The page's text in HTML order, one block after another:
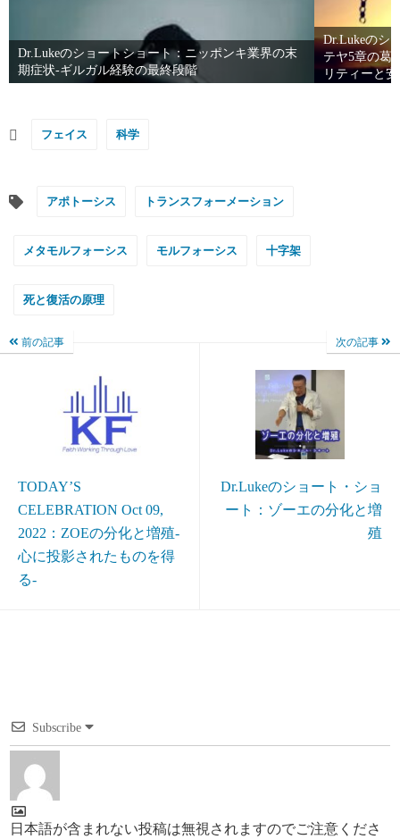
Dr.Lukeのショートショート：ニッポンキ業界の末
期症状-ギルガル経験の最終段階
Dr.Lukeのシ
テヤ5章の葛
リティーと
フェイス 科学
アポトーシス トランスフォーメーション
メタモルフォーシス モルフォーシス 十字架
死と復活の原理
前の記事
TODAY’S
CELEBRATION Oct 09,
2022：ZOEの分化と増殖-
心に投影されたものを得
る-
次の記事
Dr.Lukeのショート・ショ
ート：ゾーエの分化と増
殖
Subscribe
日本語が含まれない投稿は無視されますのでご注意くださ